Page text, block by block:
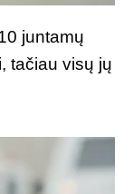
juntamų
tačiau visų jų